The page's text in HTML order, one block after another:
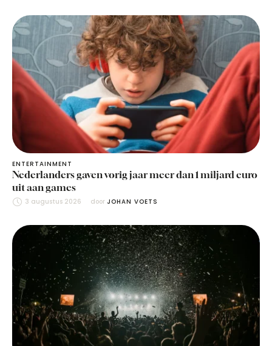
ENTERTAINMENT
Nederlanders gaven vorig jaar meer dan 1 miljard euro
uit aan games
3 augustus 2026 door JOHAN VOETS